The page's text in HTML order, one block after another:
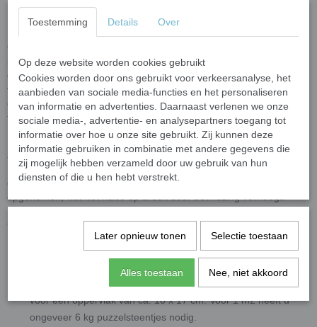
bruin; 100 gram
puzzelsteentjes, perfect voor zowel beginners als gevorderden in
de wereld van mozaïek. De steentjes hebben verschillende
vormen, waardoor je geen gereedschap hoeft te gebruiken om ze
op maat te snijden—ideaal voor een snelle en eenvoudige
toepassing.
Deze steentjes zijn op hoge temperatuur gebakken en kunnen
zowel binnen als buiten gebruikt worden op een beschutte locatie.
Houd er rekening mee dat bij gebruik op een te vochtige
ondergrond, water via de zijkanten en onderkant kan worden
opgenomen, wat het risico op breuk door bevriezing verhoogt.
tegen regen en vorst.
Afmetingen: De zijdes van de puzzelsteentjes variëren van 4
mm tot 20 mm, met een dikte van 4 mm.
voor een oppervlak van ca. 10 x 17 cm. Voor 1 m2 heeft u
ongeveer 6 kg puzzelsteentjes nodig.
Toestemming Details Over
Op deze website worden cookies gebruikt
Cookies worden door ons gebruikt voor verkeersanalyse, het
aanbieden van sociale media-functies en het personaliseren
van informatie en advertenties. Daarnaast verlenen we onze
sociale media-, advertentie- en analysepartners toegang tot
informatie over hoe u onze site gebruikt. Zij kunnen deze
informatie gebruiken in combinatie met andere gegevens die
zij mogelijk hebben verzameld door uw gebruik van hun
diensten of die u hen hebt verstrekt.
Later opnieuw tonen Selectie toestaan
Alles toestaan Nee, niet akkoord